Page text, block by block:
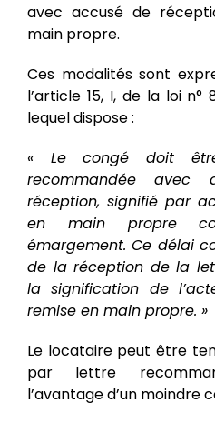
avec accusé de
main propre.
Ces modalités sont
l’article 15, I, de la loi n°
lequel dispose :
« Le congé doit
recommandée avec
réception, signifié par
en main propre
émargement. Ce délai
de la réception de la
la signification de
remise en main propre. »
Le locataire peut être
par lettre
l’avantage d’un moindre